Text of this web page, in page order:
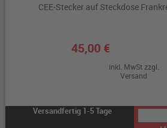
CEE-Stecker auf Steckdose
45,00 €
inkl. MwSt zzgl.
Versand
Versandfertig 1-5 Tage